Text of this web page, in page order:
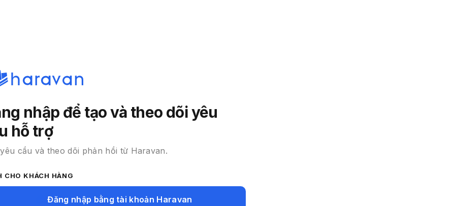
nhập để tạo và theo dõi yêu
hỗ trợ
cầu và theo dõi phản hồi từ Haravan.
CHO KHÁCH HÀNG
Đăng nhập bằng tài khoản Haravan